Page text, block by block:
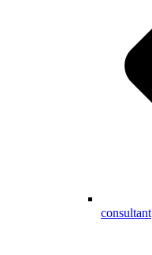
consultant